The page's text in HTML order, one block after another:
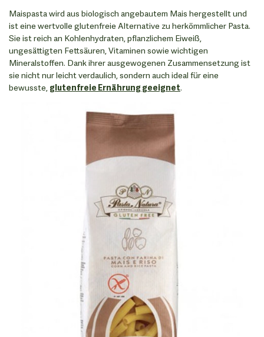
Maispasta wird aus biologisch angebautem Mais hergestellt und
ist eine wertvolle glutenfreie Alternative zu herkömmlicher Pasta.
Sie ist reich an Kohlenhydraten, pflanzlichem Eiweiß,
ungesättigten Fettsäuren, Vitaminen sowie wichtigen
Mineralstoffen. Dank ihrer ausgewogenen Zusammensetzung ist
sie nicht nur leicht verdaulich, sondern auch ideal für eine
bewusste, glutenfreie Ernährung geeignet.